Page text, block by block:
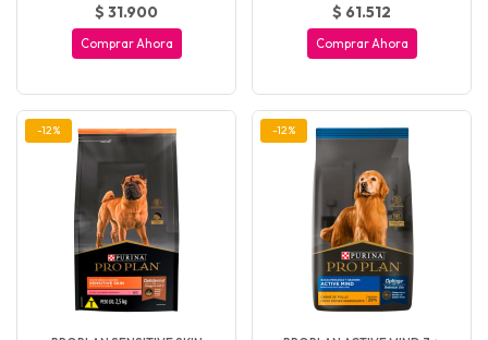
$ 31.900
Comprar Ahora
$ 61.512
Comprar Ahora
-12% -12%